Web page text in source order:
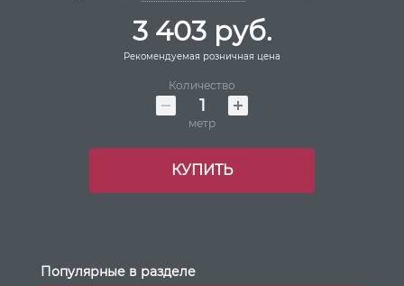
3 403 руб.
Рекомендуемая розничная цена
Количество
метр
КУПИТЬ
Популярные в разделе